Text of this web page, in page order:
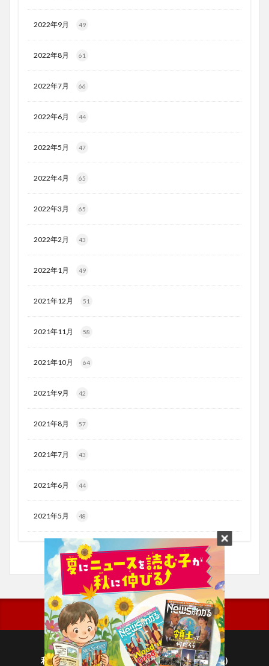
2022年9月 49
2022年8月 61
2022年7月 66
2022年6月 44
2022年5月 47
2022年4月 65
2022年3月 65
2022年2月 43
2022年1月 49
2021年12月 51
2021年11月 58
2021年10月 64
2021年9月 42
2021年8月 57
2021年7月 43
2021年6月 44
2021年5月 48
利用規約 プライバシーポリシー(毎日新聞出版)